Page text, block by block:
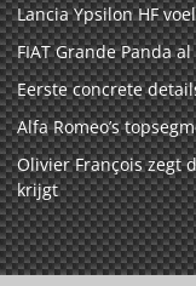
Lancia Ypsilon HF
FIAT Grande Panda
Eerste concrete
Alfa Romeo’s
Olivier François zegt
krijgt